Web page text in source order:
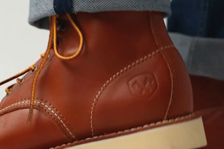
Популярные товары
рюкзак
джинсы